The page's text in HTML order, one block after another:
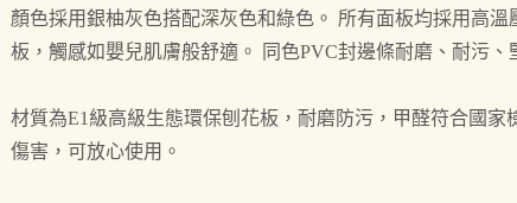
顏色採用銀柚灰色搭配深灰色和綠色。 所有面板均採用高溫
板，觸感如嬰兒肌膚般舒適。 同色PVC封邊條耐磨、耐污、
材質為E1級高級生態環保刨花板，耐磨防污，甲醛符合國家
傷害，可放心使用。